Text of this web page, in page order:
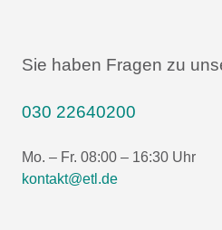
Sie haben Fragen zu
030 22640200
Mo. – Fr. 08:00 – 16:30 Uhr
kontakt@etl.de